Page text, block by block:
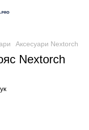
Аксесуари Nextorch
Nextorch